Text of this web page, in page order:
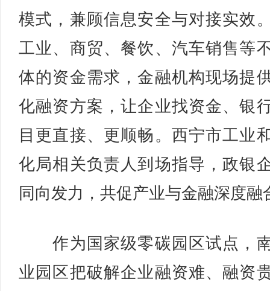
模式，兼顾信息安全与对接实效
工业、商贸、餐饮、汽车销售等
体的资金需求，金融机构现场提
化融资方案，让企业找资金、银
目更直接、更顺畅。西宁市工业
化局相关负责人到场指导，政银
同向发力，共促产业与金融深度融
作为国家级零碳园区试点，
业园区把破解企业融资难、融资